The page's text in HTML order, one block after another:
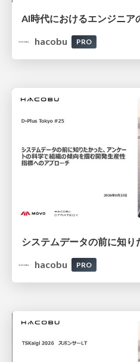
hacobu
PRO
hacobu
PRO